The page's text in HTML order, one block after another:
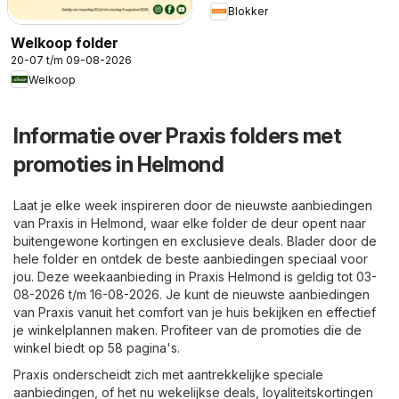
Welkoop folder
20-07 t/m 09-08-2026
Welkoop
Blokker
Informatie over Praxis folders met
promoties in Helmond
Laat je elke week inspireren door de nieuwste aanbiedingen
van Praxis in Helmond, waar elke folder de deur opent naar
buitengewone kortingen en exclusieve deals. Blader door de
hele folder en ontdek de beste aanbiedingen speciaal voor
jou. Deze weekaanbieding in Praxis Helmond is geldig tot 03-
08-2026 t/m 16-08-2026. Je kunt de nieuwste aanbiedingen
van Praxis vanuit het comfort van je huis bekijken en effectief
je winkelplannen maken. Profiteer van de promoties die de
winkel biedt op 58 pagina's.
Praxis onderscheidt zich met aantrekkelijke speciale
aanbiedingen, of het nu wekelijkse deals, loyaliteitskortingen